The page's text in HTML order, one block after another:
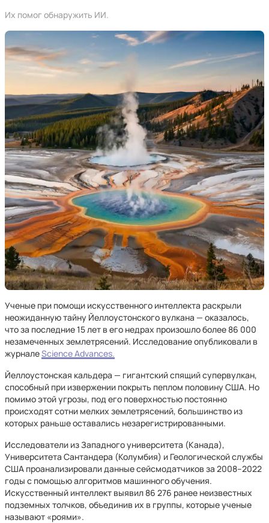
Их помог обнаружить ИИ.
Ученые при помощи искусственного интеллекта раскрыли
неожиданную тайну Йеллоустонского вулкана — оказалось,
что за последние 15 лет в его недрах произошло более 86 000
незамеченных землетрясений. Исследование опубликовали в
журналеScience Advances.
Йеллоустонская кальдера — гигантский спящий супервулкан,
способный при извержении покрыть пеплом половину США. Но
помимо этой угрозы, под его поверхностью постоянно
происходят сотни мелких землетрясений, большинство из
которых раньше оставались незарегистрированными.
Исследователи из Западного университета (Канада),
Университета Сантандера (Колумбия) и Геологической службы
США проанализировали данные сейсмодатчиков за 2008–2022
годы с помощью алгоритмов машинного обучения.
Искусственный интеллект выявил 86 276 ранее неизвестных
подземных толчков, объединив их в группы, которые ученые
называют «роями».